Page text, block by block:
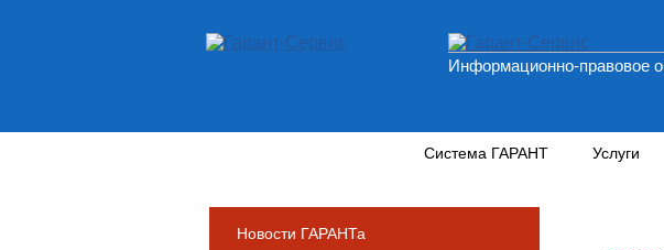
Информационно-правовое
Система ГАРАНТ Услуги
Новости ГАРАНТа